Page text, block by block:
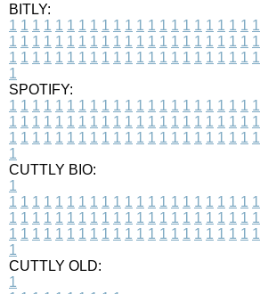
BITLY:
1 1 1 1 1 1 1 1 1 1 1 1 1 1 1 1 1 1 1 1 1 1
1 1 1 1 1 1 1 1 1 1 1 1 1 1 1 1 1 1 1 1 1 1
1 1 1 1 1 1 1 1 1 1 1 1 1 1 1 1 1 1 1 1 1 1
1
SPOTIFY:
1 1 1 1 1 1 1 1 1 1 1 1 1 1 1 1 1 1 1 1 1 1
1 1 1 1 1 1 1 1 1 1 1 1 1 1 1 1 1 1 1 1 1 1
1 1 1 1 1 1 1 1 1 1 1 1 1 1 1 1 1 1 1 1 1 1
1
CUTTLY BIO:
1
1 1 1 1 1 1 1 1 1 1 1 1 1 1 1 1 1 1 1 1 1 1
1 1 1 1 1 1 1 1 1 1 1 1 1 1 1 1 1 1 1 1 1 1
1 1 1 1 1 1 1 1 1 1 1 1 1 1 1 1 1 1 1 1 1 1
1
CUTTLY OLD:
1